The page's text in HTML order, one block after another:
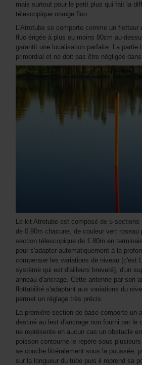
mais surtout pour le petit plus qui fait la
télescopique orange fluo.
L'Atrotube se comporte comme un flotteur
fluo érigée à plus ou moins 80cm au-
garantit une localisation parfaite. La partie
primordial et ne doit pas être négligée
Le kit Atrotube est composé de 5
de 0.90m chacune, de couleur vert roseau
section télescopique de 1.80m en
pour s'adapter automatiquement à la
compenser les variations de niveau (c'est
système qui est d'ailleurs breveté), d'un
anneau d'ancrage. Cette antenne par son
flottabilité s'adaptant aux variations du
permet un réglage très précis.
La première section de base comporte un
destiné au lest d'ancrage non fourni par le
ne représente en aucun cas un obstacle
poisson contourne le repère sous
se couche littéralement sous la poussée,
sur la longueur du tube puis il reprend sa